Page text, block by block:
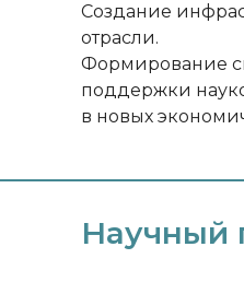
Научный
Создание
отрасли.
Формирование
поддержки
в новых